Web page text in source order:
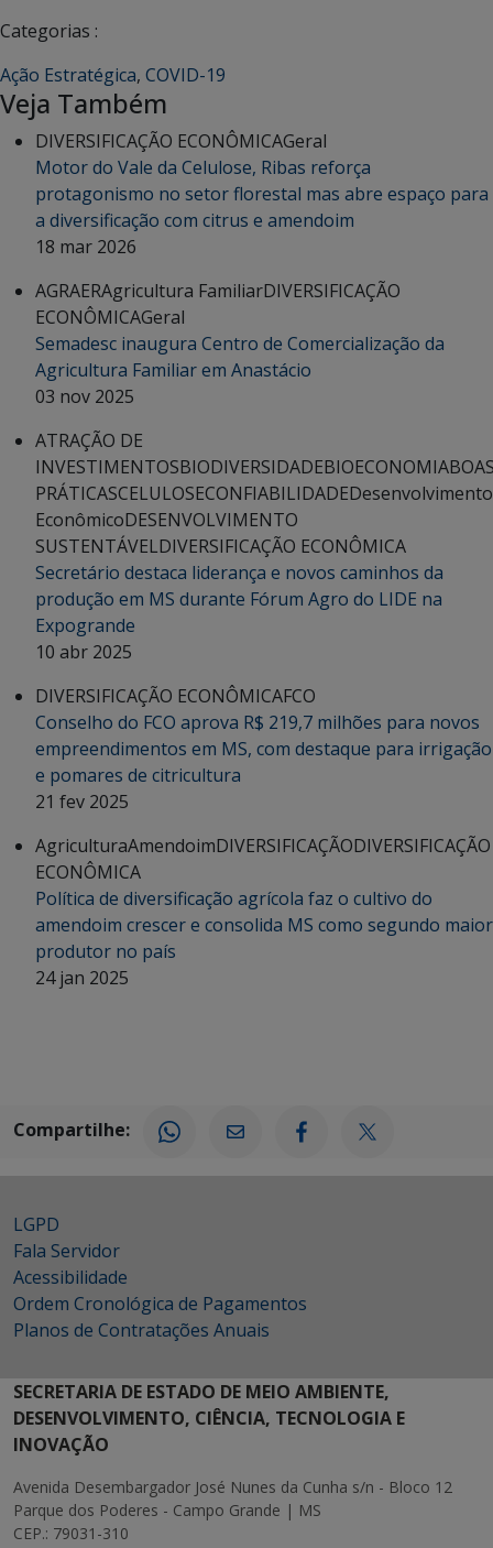
Categorias :
Ação Estratégica, COVID-19
Veja Também
DIVERSIFICAÇÃO ECONÔMICAGeral
Motor do Vale da Celulose, Ribas reforça
protagonismo no setor florestal mas abre espaço para
a diversificação com citrus e amendoim
18 mar 2026
AGRAERAgricultura FamiliarDIVERSIFICAÇÃO
ECONÔMICAGeral
Semadesc inaugura Centro de Comercialização da
Agricultura Familiar em Anastácio
03 nov 2025
ATRAÇÃO DE
INVESTIMENTOSBIODIVERSIDADEBIOECONOMIA
PRÁTICASCELULOSECONFIABILIDADEDesenvolvimento
EconômicoDESENVOLVIMENTO
SUSTENTÁVELDIVERSIFICAÇÃO ECONÔMICA
Secretário destaca liderança e novos caminhos da
produção em MS durante Fórum Agro do LIDE na
Expogrande
10 abr 2025
DIVERSIFICAÇÃO ECONÔMICAFCO
Conselho do FCO aprova R$ 219,7 milhões para novos
empreendimentos em MS, com destaque para irrigação
e pomares de citricultura
21 fev 2025
AgriculturaAmendoimDIVERSIFICAÇÃODIVERSIFICAÇÃO
ECONÔMICA
Política de diversificação agrícola faz o cultivo do
amendoim crescer e consolida MS como segundo maior
produtor no país
24 jan 2025
Compartilhe:
LGPD
Fala Servidor
Acessibilidade
Ordem Cronológica de Pagamentos
Planos de Contratações Anuais
SECRETARIA DE ESTADO DE MEIO AMBIENTE,
DESENVOLVIMENTO, CIÊNCIA, TECNOLOGIA E
INOVAÇÃO
Avenida Desembargador José Nunes da Cunha s/n - Bloco 12
Parque dos Poderes - Campo Grande | MS
CEP.: 79031-310